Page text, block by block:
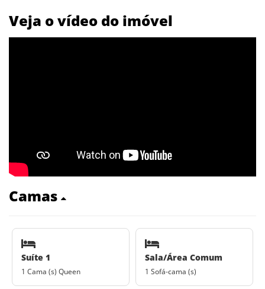
Veja o vídeo do imóvel
Camas
Suíte 1
1 Cama (s) Queen
Sala/Área Comum
1 Sofá-cama (s)